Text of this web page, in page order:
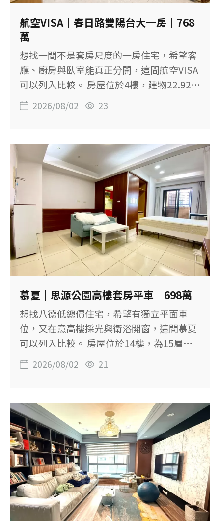
主建物＋陽台：約25.46坪 土地坪數：3.83
坪 樓層：7樓／共17樓 屋齡：約28.9年 車
位：坡道機械車位 登記用途：住家用 【裝
潢與屋況】 室內已有裝潢，如果風格與保存
狀況符合需求，可以減少入住前的整理時
間。 但「免整理」是廣告語言，不是工程保
固。
航空VISA｜春日路雙陽台大一房｜768
萬
想找一間不是套房尺度的一房住宅，希望客
廳、廚房與臥室能真正分開，這間航空VISA
可以列入比較。 房屋位於4樓，建物22.92
坪，規劃1房1廳1衛，主建物加陽台約17.65
坪。前後設有雙陽台，廚房空間也比一般小
期自住需求的買方。 【這間房子的重點】
◆ 獨立1房1廳1衛，不是開放式套房 ◆ 主建
物加陽台約17.65坪 ◆ 前後雙陽台，空間運
用較有彈性 ◆ 廚房空間完整，適合有下廚
習慣的買方 ◆ 室內已有整理並加裝氣密窗
◆ 正春日路，對面即可搭乘公車 ◆ 鄰近商
場、公園及南崁溪沿線 ◆ 社區對寵物相對
友善 【物件基本資料】 社區：航空VISA 位
置：桃園市桃園區春日路 售價：768萬元 格
局：1房1廳1衛 建物坪數：22.92坪 主建
物：15.67坪 附屬建物：1.98坪 主建物＋陽
樓／共14樓 屋齡：約25.9年 車位：無 單
價：約33.51萬元／坪 登記用途：住家用
【大一房的空間優勢】 這間最大的特色，是
2026/08/02 23
慕夏｜思源公園高樓套房平車｜698萬
想找八德低總價住宅，希望有獨立平面車
位，又在意高樓採光與衛浴開窗，這間慕夏
可以列入比較。 房屋位於14樓，為15層大
樓的次頂樓，建物24.52坪，規劃1房1廳1
衛，另附平面車位。 總價698萬元，適合首
房子的重點】 ◆ 總價698萬元，包含坡道平
面車位 ◆ 14樓次頂樓，視野與採光條件突
出 ◆ 1房1廳1衛，格局方正 ◆ 衛浴設有對
外窗 ◆ 主建物加陽台約10.95坪 ◆ 鄰近思
源公園及周邊公園綠地 ◆ 可銜接大湳與置
地廣場生活圈 ◆ 鄰近桃園捷運綠線G05站周
邊 【物件基本資料】 社區：慕夏 位置：桃
園市八德區正福二街 售價：698萬元 格局：
2026/08/02 21